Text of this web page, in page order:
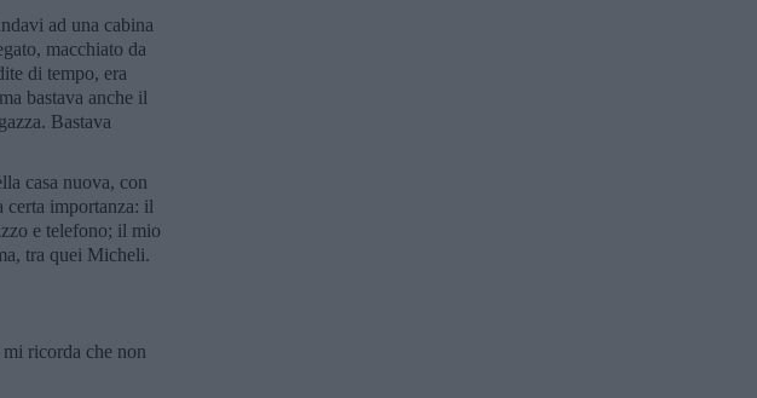
ad una cabina
macchiato da
di tempo, era
bastava anche il
Bastava
casa nuova, con
certa importanza: il
e telefono; il mio
tra quei Micheli.
ricorda che non